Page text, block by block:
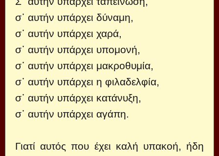
σ᾿ αυτήν υπάρχει δύναμη,
σ᾿ αυτήν υπάρχει χαρά,
σ᾿ αυτήν υπάρχει υπομονή,
σ᾿ αυτήν υπάρχει μακροθυμία,
σ᾿ αυτήν υπάρχει η φιλαδελφία,
σ᾿ αυτήν υπάρχει κατάνυξη,
σ᾿ αυτήν υπάρχει αγάπη.
Γιατί αυτός που έχει καλή υπακοή, ήδη